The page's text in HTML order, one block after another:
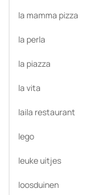
la mamma pizza
la perla
la piazza
la vita
laila restaurant
lego
leuke uitjes
loosduinen